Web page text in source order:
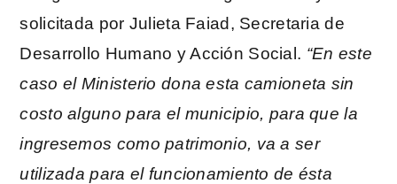
solicitada por Julieta Faiad, Secretaria de
Desarrollo Humano y Acción Social. “En este
caso el Ministerio dona esta camioneta sin
costo alguno para el municipio, para que la
ingresemos como patrimonio, va a ser
utilizada para el funcionamiento de ésta